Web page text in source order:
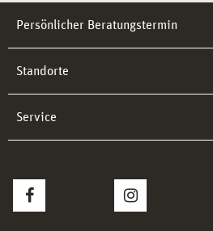
Persönlicher Beratungstermin
Standorte
Service